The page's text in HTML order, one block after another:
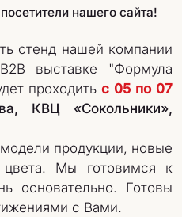
нашего сайта!
стенд нашей компании
выставке "Формула
проходить с 05 по 07
КВЦ «Сокольники»,
продукции, новые
Мы готовимся к
основательно. Готовы
с Вами.